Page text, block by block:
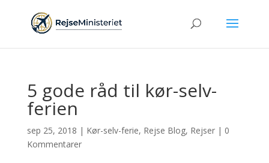
5 gode råd til kør-selv-
ferien
sep 25, 2018 | Kør-selv-ferie, Rejse Blog, Rejser| 0
Kommentarer